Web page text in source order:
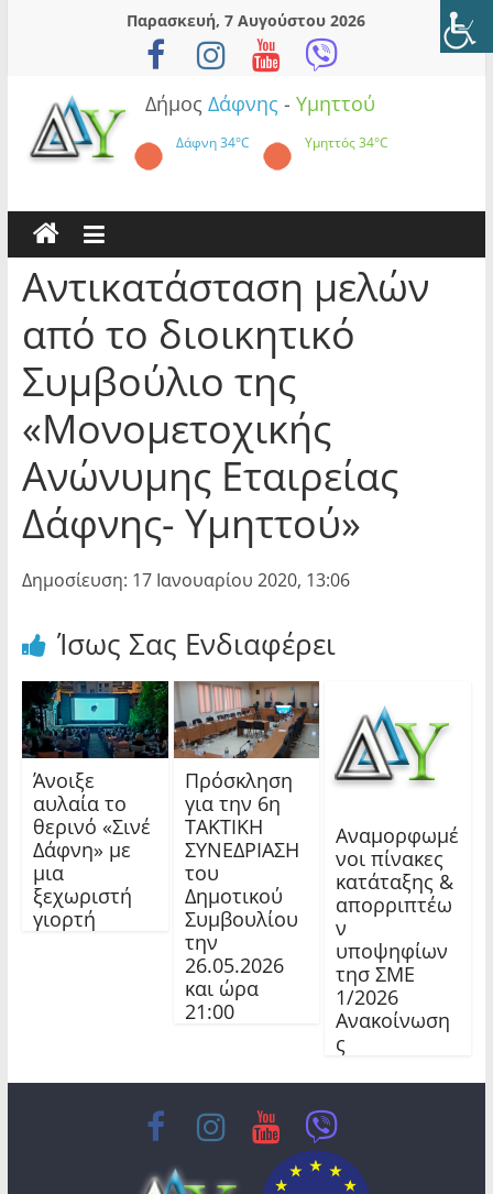
Παρασκευή, 7 Αυγούστου 2026
Δήμος Δάφνης - Υμηττού
Δάφνη34°C Υμηττός34°C
Αντικατάσταση μελών
από το διοικητικό
Συμβούλιο της
«Μονομετοχικής
Ανώνυμης Εταιρείας
Δάφνης- Υμηττού»
Δημοσίευση: 17 Ιανουαρίου 2020, 13:06
Ίσως Σας Ενδιαφέρει
Άνοιξε
αυλαία το
θερινό «Σινέ
Δάφνη» με
μια
ξεχωριστή
γιορτή
Πρόσκληση
για την 6η
ΤΑΚΤΙΚΗ
ΣΥΝΕΔΡΙΑΣΗ
του
Δημοτικού
Συμβουλίου
την
26.05.2026
και ώρα
21:00
Αναμορφωμέ
νοι πίνακες
κατάταξης &
απορριπτέω
ν
υποψηφίων
τησ ΣΜΕ
1/2026
Ανακοίνωση
ς